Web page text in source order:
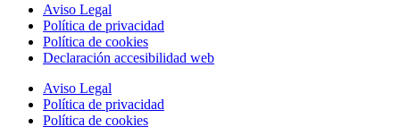
Aviso Legal
Política de privacidad
Política de cookies
Declaración accesibilidad web
Aviso Legal
Política de privacidad
Política de cookies